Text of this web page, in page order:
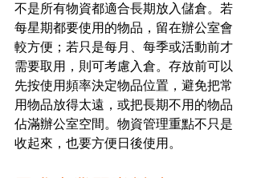
不是所有物資都適合長期放入儲倉。若
每星期都要使用的物品，留在辦公室會
較方便；若只是每月、每季或活動前才
需要取用，則可考慮入倉。存放前可以
先按使用頻率決定物品位置，避免把常
用物品放得太遠，或把長期不用的物品
佔滿辦公室空間。物資管理重點不只是
收起來，也要方便日後使用。